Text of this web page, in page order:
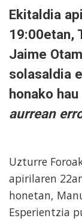
Ekitaldia
19:00etan,
Jaime
solasaldia
honako
aurrean
Uzturre
apirilaren
honetan,
Esperientzia